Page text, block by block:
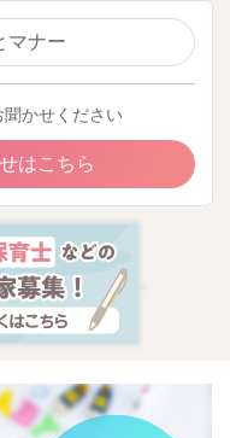
マナー
かせください
はこちら